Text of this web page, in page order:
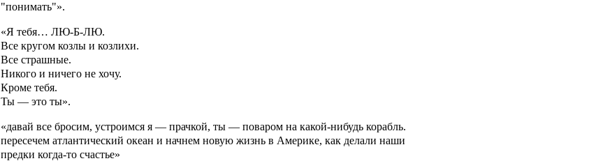
"понимать"».
«Я тебя… ЛЮ-Б-ЛЮ.
Все кругом козлы и козлихи.
Все страшные.
Никого и ничего не хочу.
Кроме тебя.
Ты — это ты».
«давай все бросим, устроимся я — прачкой, ты — поваром на какой-нибудь корабль.
пересечем атлантический океан и начнем новую жизнь в Америке, как делали наши
предки когда-то счастье»